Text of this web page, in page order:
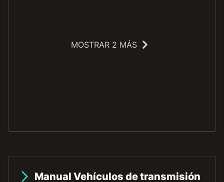
MOSTRAR 2 MÁS
Manual Vehículos de transmisión